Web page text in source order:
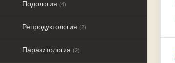
Подология (4)
Репродуктология (2)
Паразитология (2)